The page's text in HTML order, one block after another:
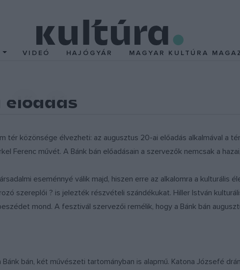
VIDEÓ HAJÓGYÁR MAGYAR KULTÚRA
tér közönsége élvezheti: az augusztus 20-ai előadás alkalmával a
Ferenc művét. A Bánk bán előadásain a szervezők nemcsak a
eseménnyé válik majd, hiszen erre az alkalomra a kulturális
szereplői ? is jelezték részvételi szándékukat. Hiller István
mond. A fesztivál szervezői remélik, hogy a Bánk bán
bán, két művészeti tartományban is alapmű. Katona Józsefé